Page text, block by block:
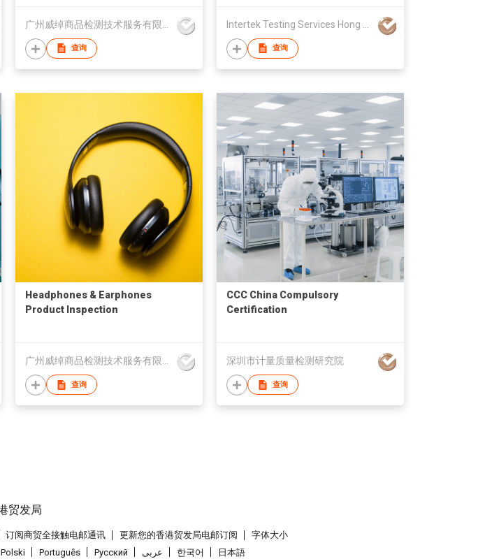
查询 查询
Headphones & Earphones
Product Inspection
广州威绰商品检测技术服务有限公司
查询
CCC China Compulsory
Certification
深圳市计量质量检测研究院
查询
订阅商贸全接触电邮通讯 更新您的香港贸发局电邮订阅
字体大小
Polski Português Pусский عربى 한국어 日本語